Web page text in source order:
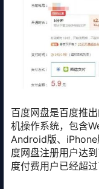
百度网盘是百度推
机操作系统，包含
Android版、
度网盘注册用户达
度付费用户已经超过